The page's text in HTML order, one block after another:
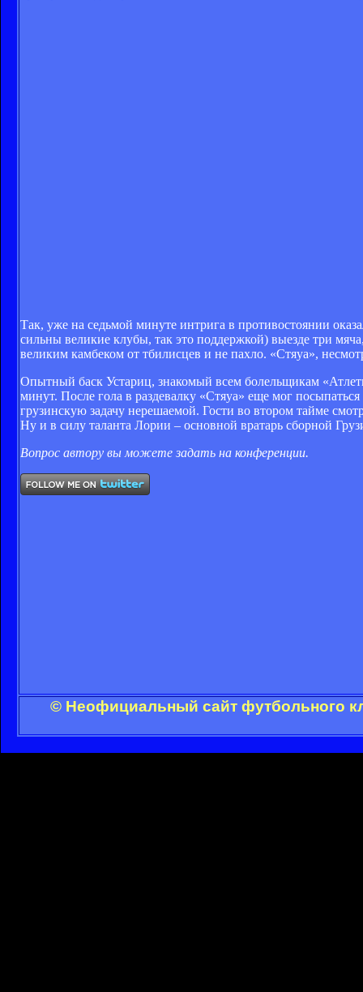
Так, уже на седьмой минуте интрига в противостоянии
сильны великие клубы, так это поддержкой) выезде три
великим камбеком от тбилисцев и не пахло. «Стяуа»,
Опытный баск Устариц, знакомый всем болельщикам
минут. После гола в раздевалку «Стяуа» еще мог
грузинскую задачу нерешаемой. Гости во втором тайме
Ну и в силу таланта Лории – основной вратарь сборной
Вопрос автору вы можете задать на конференции.
© Неофициальный сайт футбольного